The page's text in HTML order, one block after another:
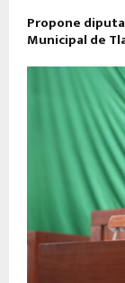
Propone
Municipal de